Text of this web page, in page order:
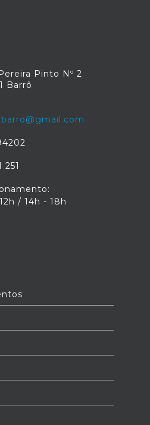
Pinto Nº 2
Barrô
/ 14h - 18h